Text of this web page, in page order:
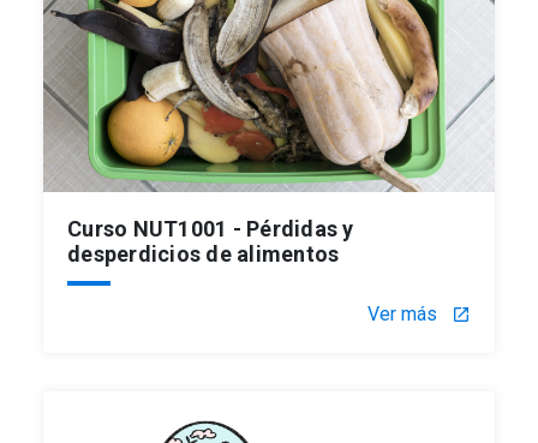
Curso NUT1001 - Pérdidas y
desperdicios de alimentos
Ver más launch